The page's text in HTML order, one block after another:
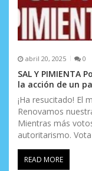
d
a
s abril 20, 2025 0
SAL Y PIMIENTA
la acción de un
¡Ha resucitado! El
Renovamos
Mientras más
autoritarismo. Vota
READ MORE